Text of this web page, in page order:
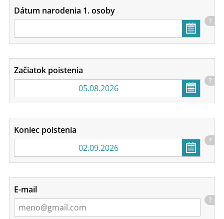
Dátum narodenia 1. osoby
?
Začiatok poistenia
?
Koniec poistenia
?
E-mail
?